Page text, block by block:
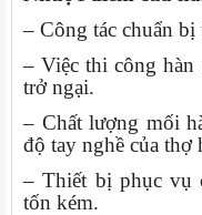
– Công tác chuẩn
– Việc thi công
trở ngại.
– Chất lượng mối
độ tay nghề của thợ
– Thiết bị phục vụ
tốn kém.